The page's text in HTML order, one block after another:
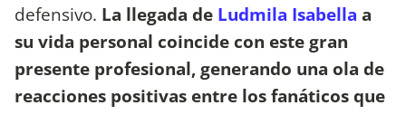
defensivo. La llegada de Ludmila Isabella a
su vida personal coincide con este gran
presente profesional, generando una ola de
reacciones positivas entre los fanáticos que